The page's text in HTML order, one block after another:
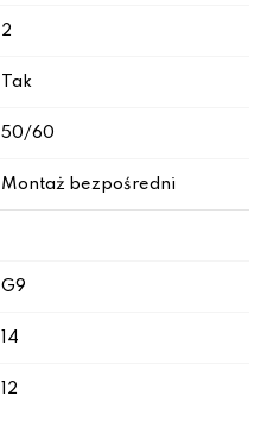
2
Tak
50/60
Montaż bezpośredni
G9
14
12